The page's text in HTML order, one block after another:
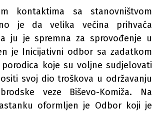
kontaktima sa stanovništvom
je da velika većina prihvaća
ju je spremna za sprovođenje u
je Inicijativni odbor sa zadatkom
koje su voljne sudjelovati
svoj dio troškova u održavanju
veze Biševo-Komiža. Na
oformljen je Odbor koji je